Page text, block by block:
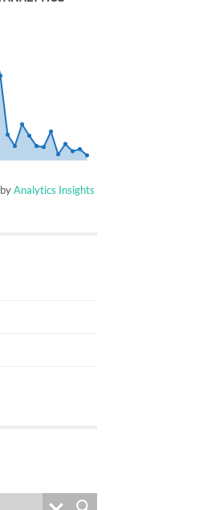
Analytics Insights